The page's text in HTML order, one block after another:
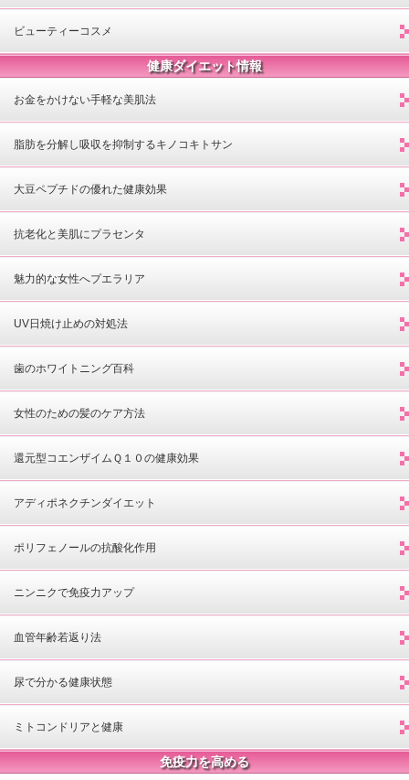
ビューティーコスメ
健康ダイエット情報
お金をかけない手軽な美肌法
脂肪を分解し吸収を抑制するキノコキトサン
大豆ペプチドの優れた健康効果
抗老化と美肌にプラセンタ
魅力的な女性へプエラリア
UV日焼け止めの対処法
歯のホワイトニング百科
女性のための髪のケア方法
還元型コエンザイムＱ１０の健康効果
アディポネクチンダイエット
ポリフェノールの抗酸化作用
ニンニクで免疫力アップ
血管年齢若返り法
尿で分かる健康状態
ミトコンドリアと健康
免疫力を高める